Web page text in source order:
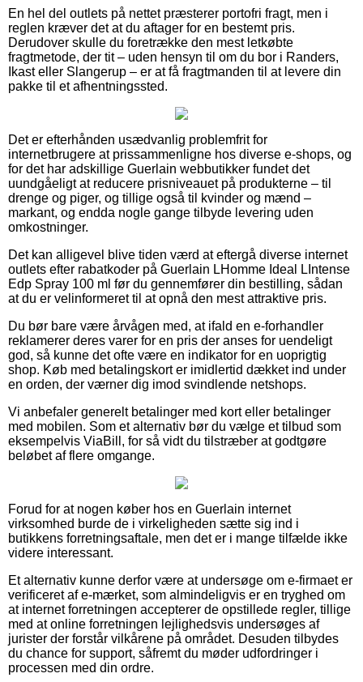
En hel del outlets på nettet præsterer portofri fragt, men i
reglen kræver det at du aftager for en bestemt pris.
Derudover skulle du foretrække den mest letkøbte
fragtmetode, der tit – uden hensyn til om du bor i Randers,
Ikast eller Slangerup – er at få fragtmanden til at levere din
pakke til et afhentningssted.
Det er efterhånden usædvanlig problemfrit for
internetbrugere at prissammenligne hos diverse e-shops, og
for det har adskillige Guerlain webbutikker fundet det
uundgåeligt at reducere prisniveauet på produkterne – til
drenge og piger, og tillige også til kvinder og mænd –
markant, og endda nogle gange tilbyde levering uden
omkostninger.
Det kan alligevel blive tiden værd at eftergå diverse internet
outlets efter rabatkoder på Guerlain LHomme Ideal LIntense
Edp Spray 100 ml før du gennemfører din bestilling, sådan
at du er velinformeret til at opnå den mest attraktive pris.
Du bør bare være årvågen med, at ifald en e-forhandler
reklamerer deres varer for en pris der anses for uendeligt
god, så kunne det ofte være en indikator for en uoprigtig
shop. Køb med betalingskort er imidlertid dækket ind under
en orden, der værner dig imod svindlende netshops.
Vi anbefaler generelt betalinger med kort eller betalinger
med mobilen. Som et alternativ bør du vælge et tilbud som
eksempelvis ViaBill, for så vidt du tilstræber at godtgøre
beløbet af flere omgange.
Forud for at nogen køber hos en Guerlain internet
virksomhed burde de i virkeligheden sætte sig ind i
butikkens forretningsaftale, men det er i mange tilfælde ikke
videre interessant.
Et alternativ kunne derfor være at undersøge om e-firmaet er
verificeret af e-mærket, som almindeligvis er en tryghed om
at internet forretningen accepterer de opstillede regler, tillige
med at online forretningen lejlighedsvis undersøges af
jurister der forstår vilkårene på området. Desuden tilbydes
du chance for support, såfremt du møder udfordringer i
processen med din ordre.